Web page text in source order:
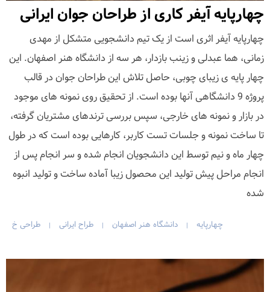
چهارپایه آیفر کاری از طراحان جوان ایرانی
چهارپایه آیفر اثری است از یک تیم دانشجویی متشکل از مهدی
زمانی، هما عبدلی و زینب بازدار، هر سه از دانشگاه هنر اصفهان. این
چهار پایه ی زیبای چوبی، حاصل تلاش این طراحان جوان در قالب
پروژه 9 دانشگاهی آنها بوده است. از تحقیق روی نمونه های موجود
در بازار و نمونه های خارجی، سپس بررسی ترندهای مشتریان گرفته،
تا ساخت نمونه و جلسات تست کاربر، کارهایی بوده است که در طول
چهار ماه و نیم توسط این دانشجویان انجام شده و سر انجام پس از
انجام مراحل پیش تولید این محصول زیبا آماده ساخت و تولید انبوه
شده
چهارپایه | دانشگاه هنر اصفهان | طراح ایرانی | طراحی خ